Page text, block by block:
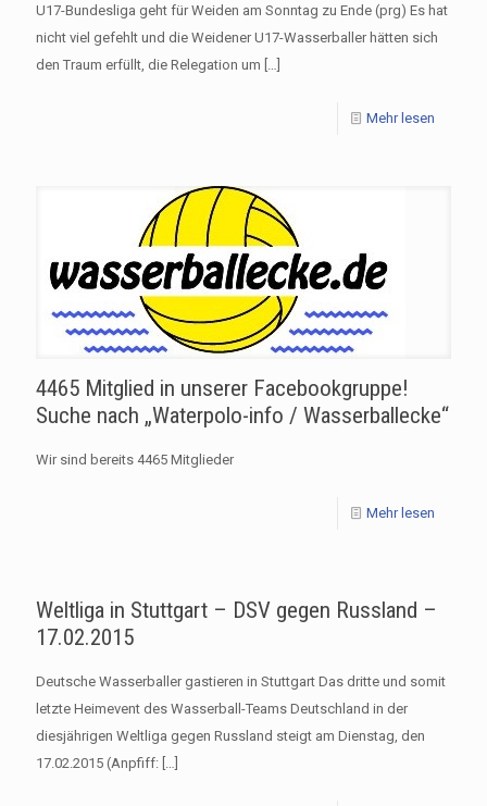
U17-Bundesliga geht für Weiden am Sonntag zu Ende (prg) Es hat
nicht viel gefehlt und die Weidener U17-Wasserballer hätten sich
den Traum erfüllt, die Relegation um
Mehr lesen
4465 Mitglied in unserer Facebookgruppe!
Suche nach „Waterpolo-info / Wasserballecke“
Wir sind bereits 4465 Mitglieder
Mehr lesen
Weltliga in Stuttgart – DSV gegen Russland –
17.02.2015
Deutsche Wasserballer gastieren in Stuttgart Das dritte und somit
letzte Heimevent des Wasserball-Teams Deutschland in der
diesjährigen Weltliga gegen Russland steigt am Dienstag, den
17.02.2015 (Anpfiff: